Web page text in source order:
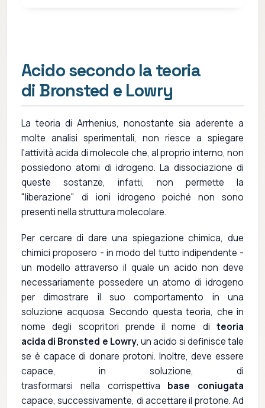
Acido secondo la teoria
di Bronsted e Lowry
La teoria di Arrhenius, nonostante sia aderente a
molte analisi sperimentali, non riesce a spiegare
l'attività acida di molecole che, al proprio interno, non
possiedono atomi di idrogeno. La dissociazione di
queste sostanze, infatti, non permette la
"liberazione" di ioni idrogeno poiché non sono
presenti nella struttura molecolare.
Per cercare di dare una spiegazione chimica, due
chimici proposero - in modo del tutto indipendente -
un modello attraverso il quale un acido non deve
necessariamente possedere un atomo di idrogeno
per dimostrare il suo comportamento in una
soluzione acquosa. Secondo questa teoria, che in
nome degli scopritori prende il nome di teoria
acida di Bronsted e Lowry, un acido si definisce tale
se è capace di donare protoni. Inoltre, deve essere
capace, in soluzione, di
trasformarsi nella corrispettiva base coniugata
capace, successivamente, di accettare il protone. Ad